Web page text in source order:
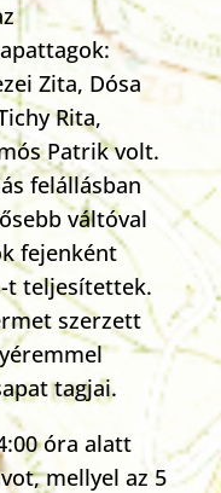
Zita, Dósa
Rita,
Patrik volt.
felállásban
váltóval
fejenként
t teljesítettek.
szerzett
tagjai.
óra alatt
mellyel az 5